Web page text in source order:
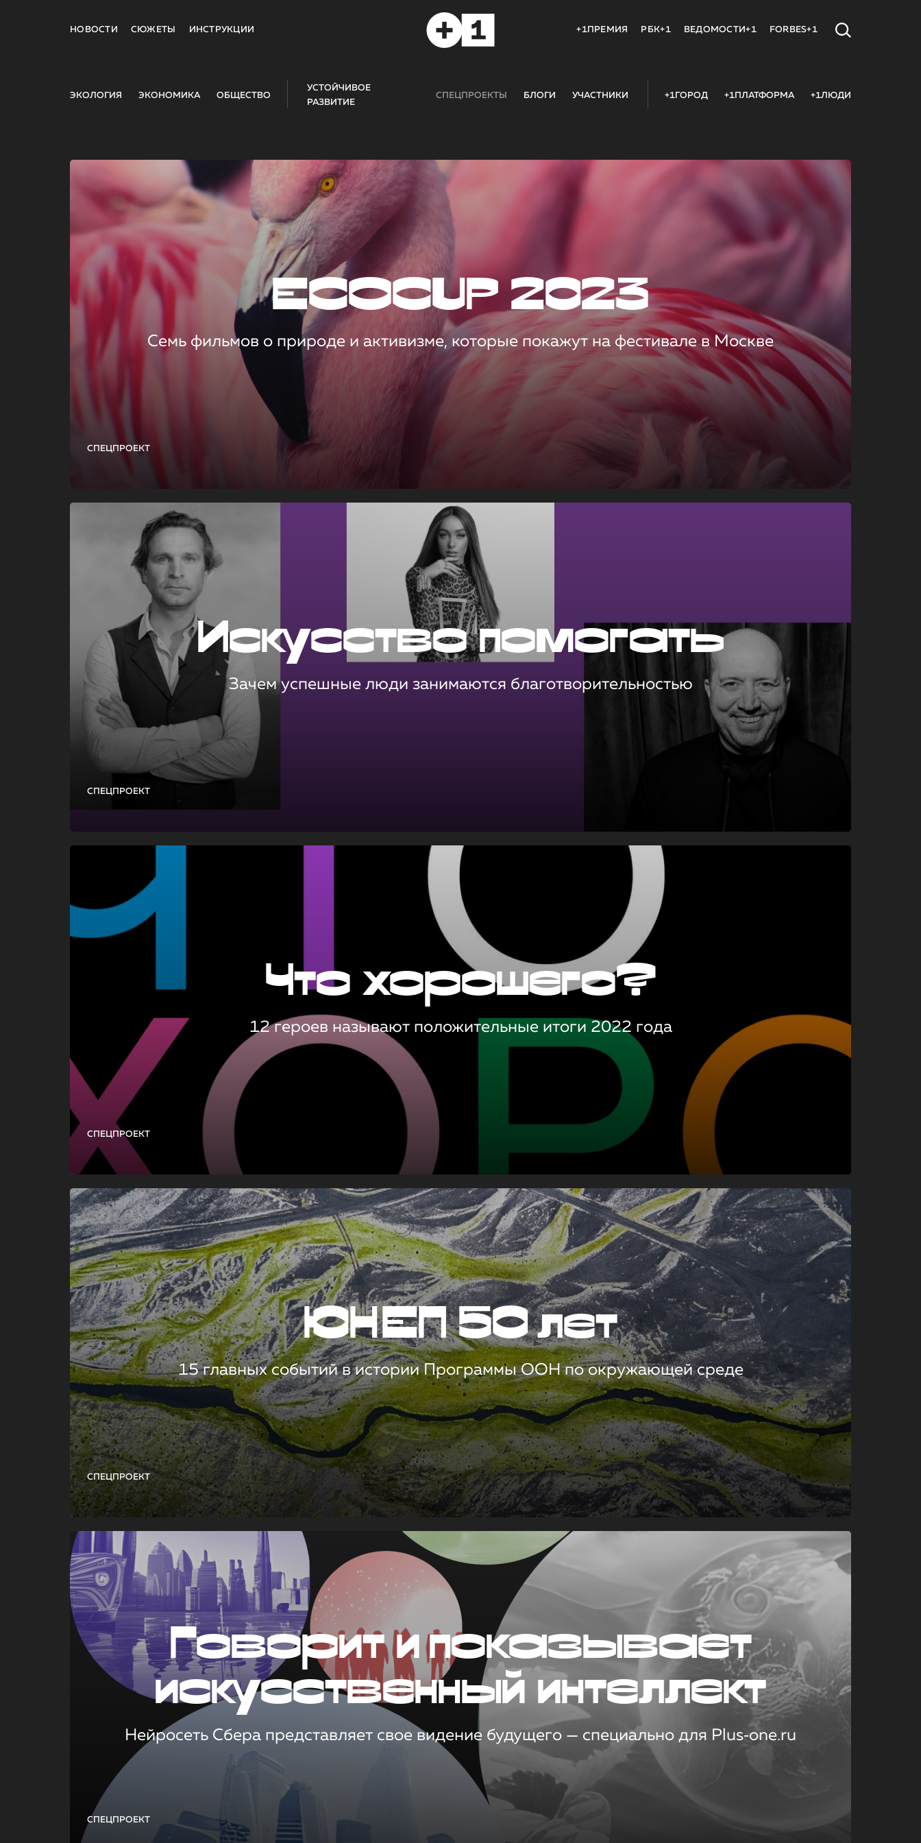
НОВОСТИ СЮЖЕТЫ ИНСТРУКЦИИ +1ПРЕМИЯ РБК+1 ВЕДОМОСТИ+1 FORBES+1
ЭКОЛОГИЯ ЭКОНОМИКА ОБЩЕСТВО
УСТОЙЧИВОЕ
РАЗВИТИЕ
СПЕЦПРОЕКТЫ БЛОГИ УЧАСТНИКИ +1ГОРОД +1ПЛАТФОРМА +1ЛЮДИ
СПЕЦПРОЕКТ
ECOCUP 2023
Семь фильмов о природе и активизме, которые покажут на фестивале в Москве
СПЕЦПРОЕКТ
Искусство помогать
Зачем успешные люди занимаются благотворительностью
СПЕЦПРОЕКТ
Что хорошего?
12 героев называют положительные итоги 2022 года
СПЕЦПРОЕКТ
ЮНЕП 50 лет
15 главных событий в истории Программы ООН по окружающей среде
СПЕЦПРОЕКТ
Говорит и показывает
искусственный интеллект
Нейросеть Сбера представляет свое видение будущего — специально для Plus‑one.ru